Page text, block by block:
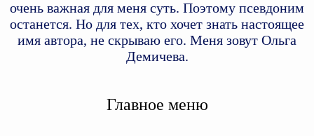
очень важная для меня суть. Поэтому псевдоним
останется. Но для тех, кто хочет знать настоящее
имя автора, не скрываю его. Меня зовут Ольга
Демичева.
Главное меню